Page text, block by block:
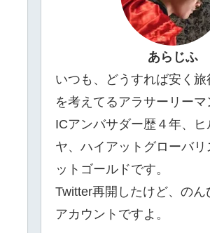
あらじふ
いつも、どうすれば安く
を考えてるアラサーリーマ
ICアンバサダー歴４年、ヒ
ヤ、ハイアットグローバリ
ットゴールドです。
Twitter再開したけど、の
アカウントですよ。